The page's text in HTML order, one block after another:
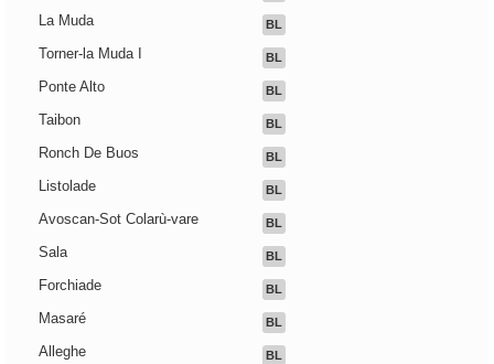
La Muda BL
Torner-la Muda I BL
Ponte Alto BL
Taibon BL
Ronch De Buos BL
Listolade BL
Avoscan-Sot Colarù-vare BL
Sala BL
Forchiade BL
Masaré BL
Alleghe BL